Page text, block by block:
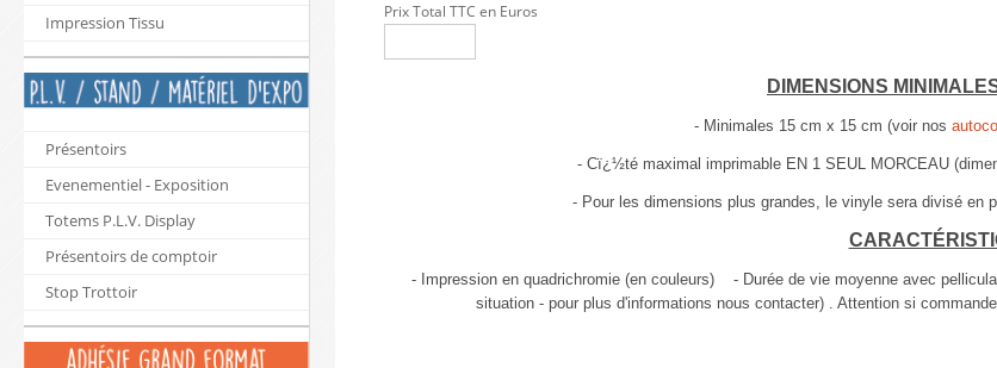
Impression Tissu
Présentoirs
Evenementiel - Exposition
Totems P.L.V. Display
Présentoirs de comptoir
Stop Trottoir
Prix Total TTC en Euros
DIMENSIONS
- Minimales 15 cm x 15 cm (voir nos
- Cï¿½té maximal imprimable EN 1 SEUL MORCEAU
- Pour les dimensions plus grandes, le vinyle sera divisé
- Impression en quadrichromie (en couleurs) - Durée de vie moyenne avec
situation - pour plus d'informations nous contacter) . Attention si